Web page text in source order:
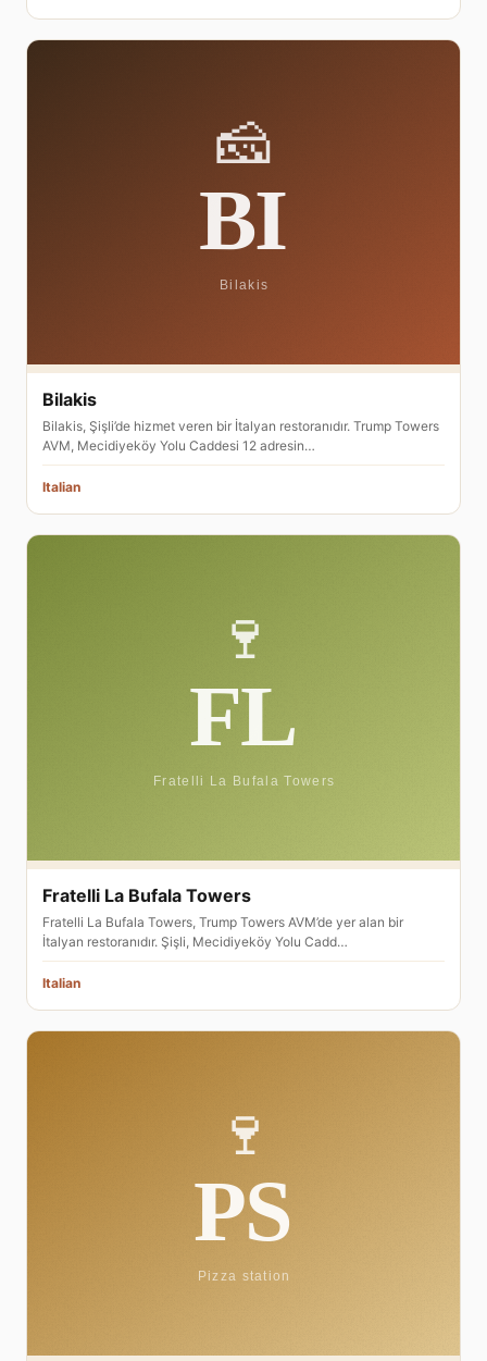
Bilakis
Bilakis, Şişli’de hizmet veren bir İtalyan restoranıdır. Trump Towers
AVM, Mecidiyeköy Yolu Caddesi 12 adresin…
Italian
Fratelli La Bufala Towers
Fratelli La Bufala Towers, Trump Towers AVM’de yer alan bir
İtalyan restoranıdır. Şişli, Mecidiyeköy Yolu Cadd…
Italian